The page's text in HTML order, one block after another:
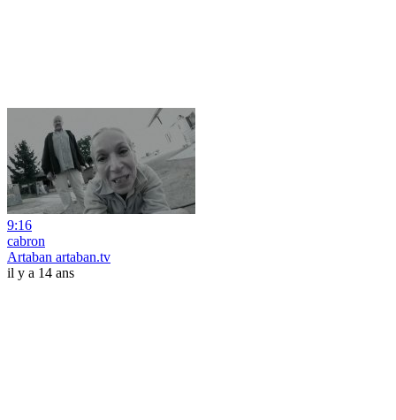
9:16
cabron
Artaban artaban.tv
il y a 14 ans